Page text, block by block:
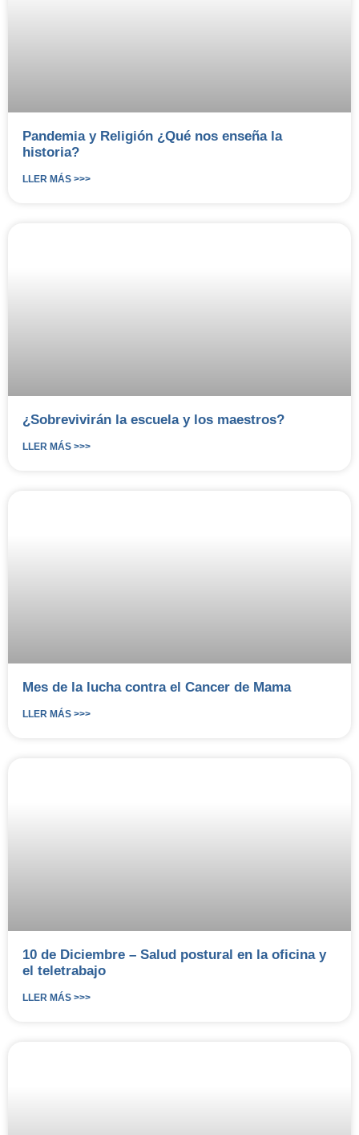
Pandemia y Religión ¿Qué nos enseña la
historia?
LLER MÁS >>>
¿Sobrevivirán la escuela y los maestros?
LLER MÁS >>>
Mes de la lucha contra el Cancer de Mama
LLER MÁS >>>
10 de Diciembre – Salud postural en la oficina y
el teletrabajo
LLER MÁS >>>